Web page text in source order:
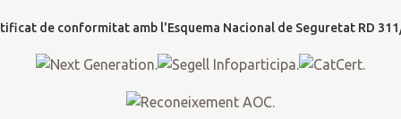
o
k
a
m
t